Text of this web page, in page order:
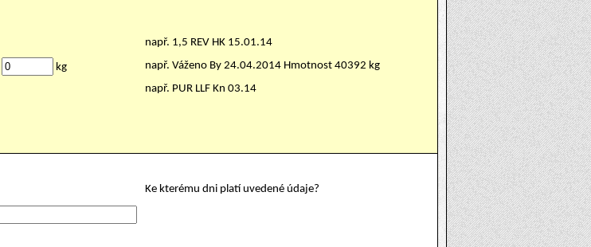
např. 1,5 REV HK 15.01.14
kg
např. Váženo By 24.04.2014 Hmotnost 40392 kg
např. PUR LLF Kn 03.14
Ke kterému dni platí uvedené údaje?